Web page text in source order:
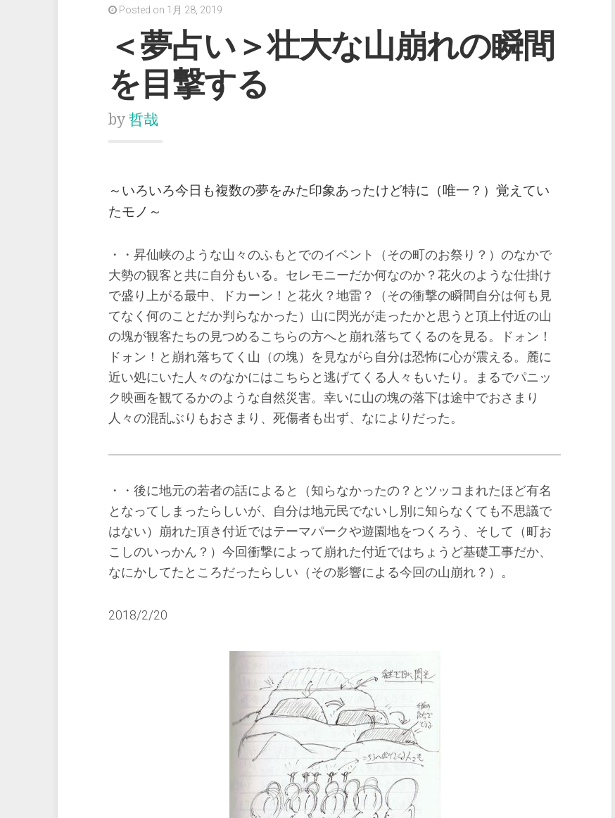
Posted on 1月 28, 2019
＜夢占い＞壮大な山崩れの瞬間
を目撃する
by 哲哉
～いろいろ今日も複数の夢をみた印象あったけど特に（唯一？）覚えてい
たモノ～
・・昇仙峡のような山々のふもとでのイベント（その町のお祭り？）のなかで
大勢の観客と共に自分もいる。セレモニーだか何なのか？花火のような仕掛け
で盛り上がる最中、ドカーン！と花火？地雷？（その衝撃の瞬間自分は何も見
てなく何のことだか判らなかった）山に閃光が走ったかと思うと頂上付近の山
の塊が観客たちの見つめるこちらの方へと崩れ落ちてくるのを見る。ドォン！
ドォン！と崩れ落ちてく山（の塊）を見ながら自分は恐怖に心が震える。麓に
近い処にいた人々のなかにはこちらと逃げてくる人々もいたり。まるでパニッ
ク映画を観てるかのような自然災害。幸いに山の塊の落下は途中でおさまり
人々の混乱ぶりもおさまり、死傷者も出ず、なによりだった。
・・後に地元の若者の話によると（知らなかったの？とツッコまれたほど有名
となってしまったらしいが、自分は地元民でないし別に知らなくても不思議で
はない）崩れた頂き付近ではテーマパークや遊園地をつくろう、そして（町お
こしのいっかん？）今回衝撃によって崩れた付近ではちょうど基礎工事だか、
なにかしてたところだったらしい（その影響による今回の山崩れ？）。
2018/2/20